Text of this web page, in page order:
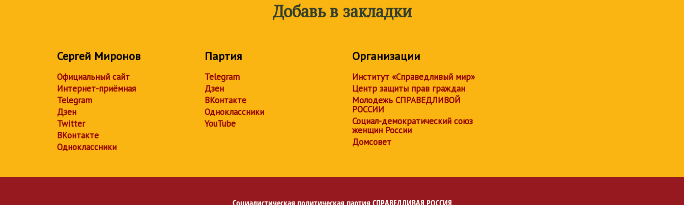
Добавь в закладки
Сергей Миронов
Официальный сайт
Интернет-приёмная
Telegram
Дзен
Twitter
ВКонтакте
Одноклассники
Партия
Telegram
Дзен
ВКонтакте
Одноклассники
YouTube
Организации
Институт «Справедливый мир»
Центр защиты прав граждан
Молодежь СПРАВЕДЛИВОЙ
РОССИИ
Социал-демократический союз
женщин России
Домсовет